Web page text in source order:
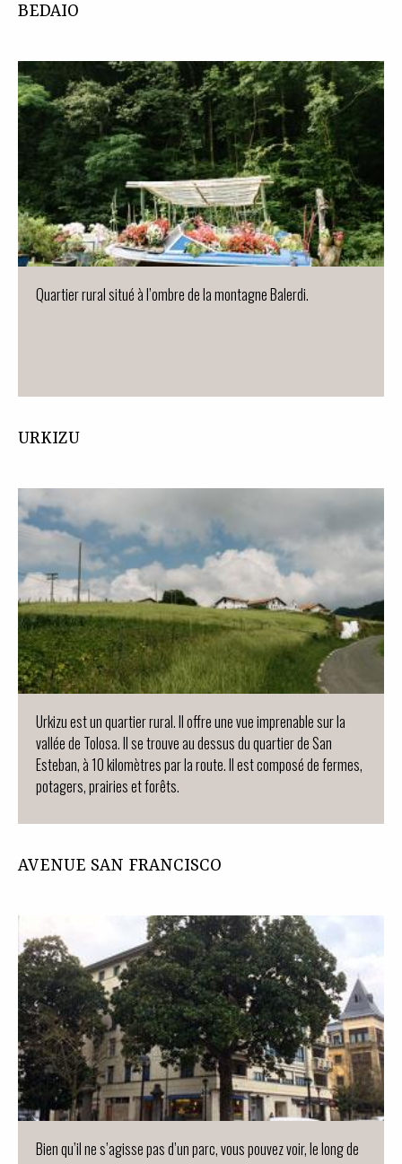
BEDAIO
Quartier rural situé à l’ombre de la montagne Balerdi.
URKIZU
Urkizu est un quartier rural. Il offre une vue imprenable sur la
vallée de Tolosa. Il se trouve au dessus du quartier de San
Esteban, à 10 kilomètres par la route. Il est composé de fermes,
potagers, prairies et forêts.
AVENUE SAN FRANCISCO
Bien qu’il ne s’agisse pas d’un parc, vous pouvez voir, le long de